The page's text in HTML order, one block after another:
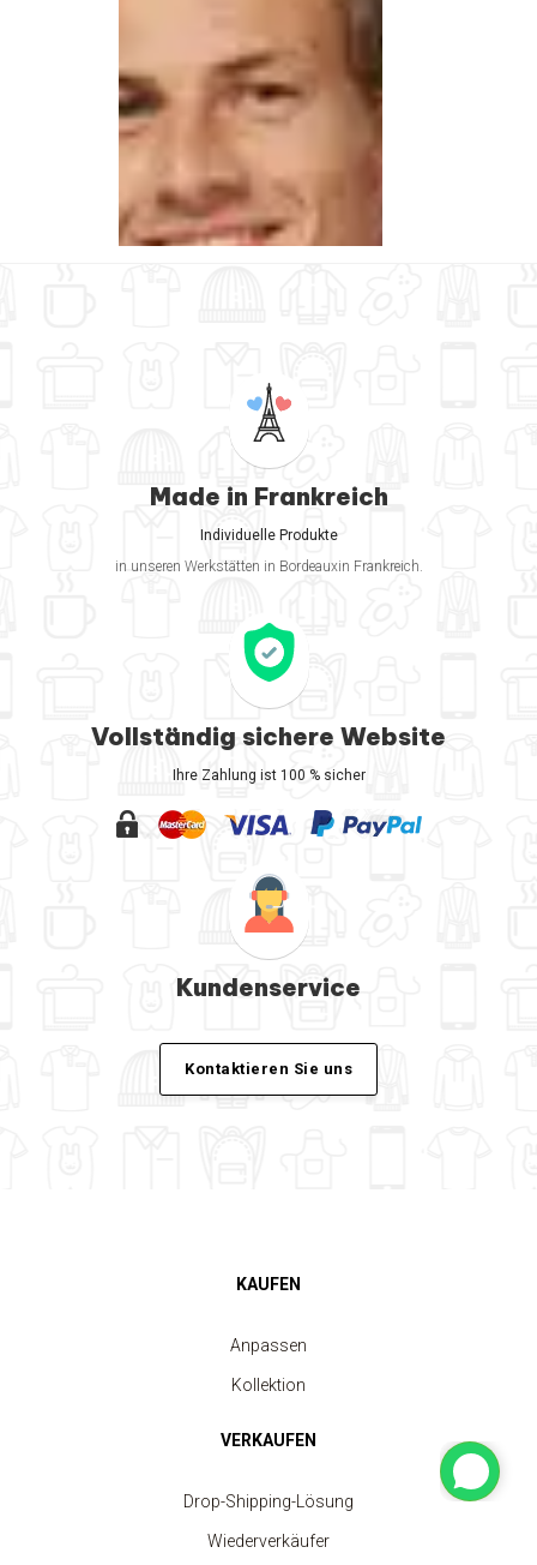
Made in Frankreich
Individuelle Produkte
in unseren Werkstätten in Bordeauxin Frankreich.
Vollständig sichere Website
Ihre Zahlung ist 100 % sicher
Kundenservice
Kontaktieren Sie uns
KAUFEN
Anpassen
Kollektion
VERKAUFEN
Drop-Shipping-Lösung
Wiederverkäufer